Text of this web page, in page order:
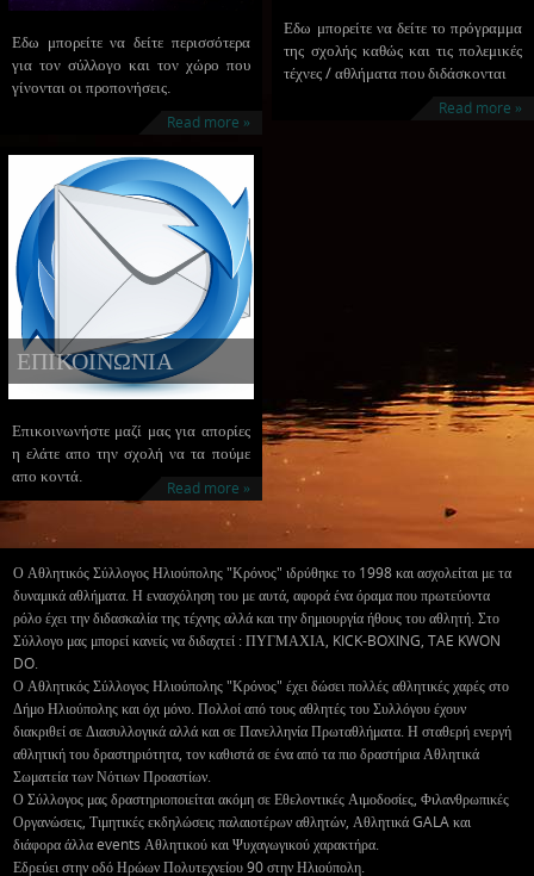
ΕΠΙΚΟΙΝΩΝΙΑ
Επικοινωνήστε μαζί μας για απορίες
η ελάτε απο την σχολή να τα πούμε
απο κοντά.
Read more »
Ο Αθλητικός Σύλλογος Ηλιούπολης "Κρόνος" ιδρύθηκε το 1998 και ασχολείται με τα
δυναμικά αθλήματα. Η ενασχόληση του με αυτά, αφορά ένα όραμα που πρωτεύοντα
ρόλο έχει την διδασκαλία της τέχνης αλλά και την δημιουργία ήθους του αθλητή. Στο
Σύλλογο μας μπορεί κανείς να διδαχτεί : ΠΥΓΜΑΧΙΑ, KICK-BOXING, TAE KWON
DO.
Ο Αθλητικός Σύλλογος Ηλιούπολης "Κρόνος" έχει δώσει πολλές αθλητικές χαρές στο
Δήμο Ηλιούπολης και όχι μόνο. Πολλοί από τους αθλητές του Συλλόγου έχουν
διακριθεί σε Διασυλλογικά αλλά και σε Πανελληνία Πρωταθλήματα. Η σταθερή ενεργή
αθλητική του δραστηριότητα, τον καθιστά σε ένα από τα πιο δραστήρια Αθλητικά
Σωματεία των Νότιων Προαστίων.
Ο Σύλλογος μας δραστηριοποιείται ακόμη σε Εθελοντικές Αιμοδοσίες, Φιλανθρωπικές
Οργανώσεις, Τιμητικές εκδηλώσεις παλαιοτέρων αθλητών, Αθλητικά GALA και
διάφορα άλλα events Αθλητικού και Ψυχαγωγικού χαρακτήρα.
Εδρεύει στην οδό Ηρώων Πολυτεχνείου 90 στην Ηλιούπολη.
Εύκολη πρόσβαση με τα λεωφορεία 237 (Ηλιούπολη - Σταθμός Δάφνης), και 201
(Σταθμός Δάφνης - Αργυρούπολη)
Η Σελίδα μας βρίσκεται υπο κατασκευή, ευχαριστούμε για την υπομονή σας !